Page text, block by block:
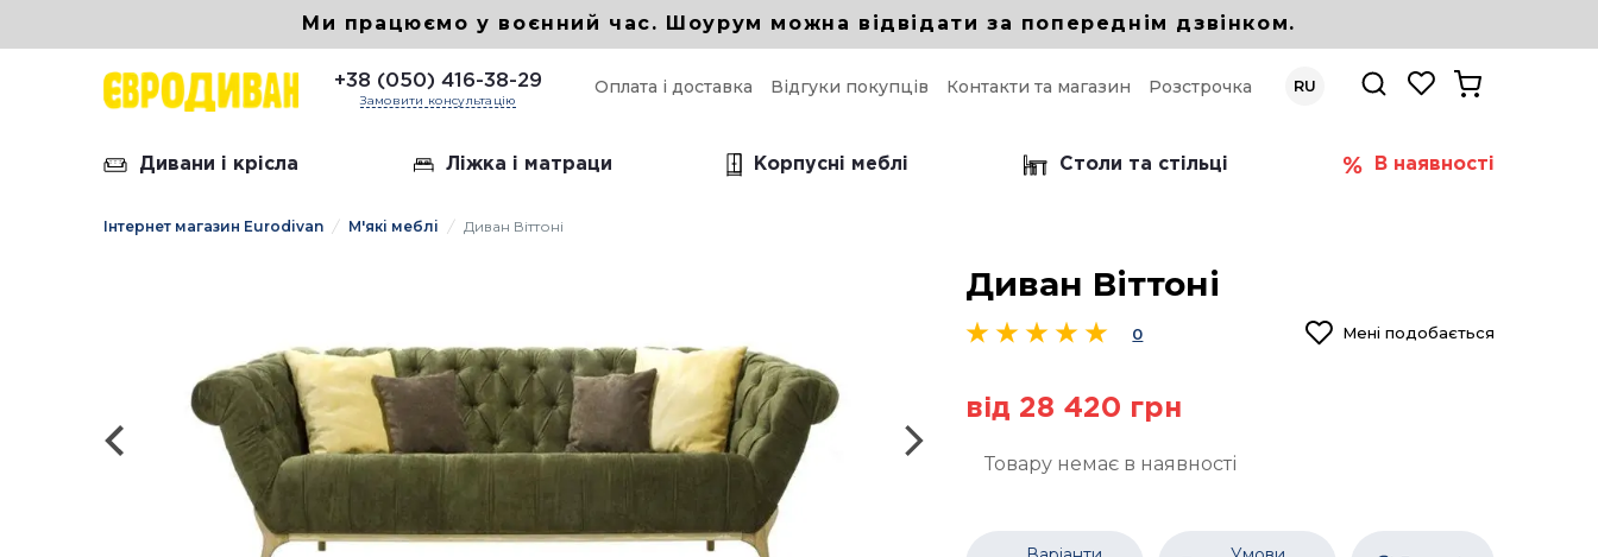
Ми працюємо у воєнний час. Шоурум можна відвідати за попереднім дзвінком.
+38 (050) 416-38-29
Замовити консультацію
Оплата і доставка Відгуки покупців Контакти та магазин Розстрочка RU
Дивани і крісла
Диван прямий Еврокнижка
Ліжка і матраци Корпусні меблі Столи та стільці В наявності
Інтернет магазин Eurodivan М'які меблі Диван Віттоні
Диван Віттоні
0 Мені подобається
від 28 420 грн
Товару немає в наявності